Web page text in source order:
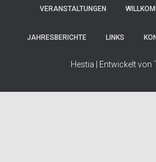
VERANSTALTUNGEN
JAHRESBERICHTE LINKS
Hestia | Entwickelt von